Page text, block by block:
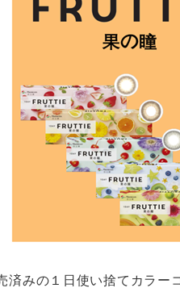
済みの１日使い捨てカラ